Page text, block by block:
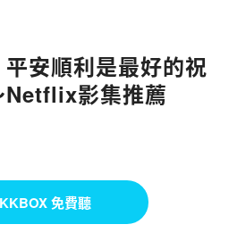
安順利是最好的祝
Netflix影集推薦
免費聽